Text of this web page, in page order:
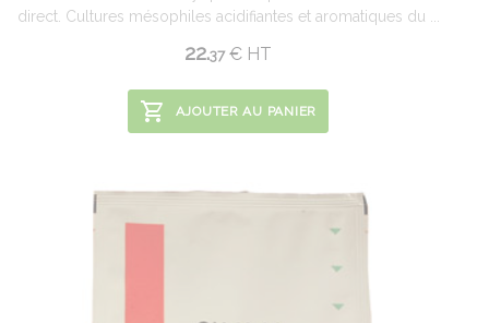
direct. Cultures mésophiles acidifiantes et aromatiques du ...
22.37 € HT
AJOUTER AU PANIER